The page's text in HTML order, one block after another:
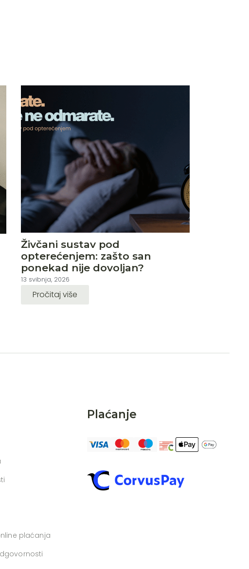
Živčani sustav pod
opterećenjem: zašto san
ponekad nije dovoljan?
13 svibnja, 2026
Pročitaj više
plaćanja
Plaćanje